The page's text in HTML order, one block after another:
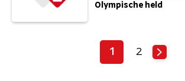
Olympische held
1 2